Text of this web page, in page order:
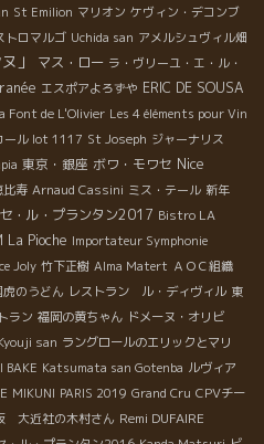
St Emilion マリオン ケヴィン・デコンブ
トロマルゴ Uchida san アメルシュヴィル畑
」 マス・ロー ラ・ヴリーユ・エ・ル・
エスポアよろずや ERIC DE SOUSA
Font de L'Olivier Les 4 éléments pour Vin
ール lot 1117 St Joseph ジャーナリス
東京・銀座 ボワ・モワセ Nice
比寿 Arnaud Cassini ミス・テール 新年
セ・ル・プランタン2017 Bistro LA
La Pioche Importateur Symphonie
Joly 竹下正樹 Alma Matert ＡＯＣ組織
のうどん レストラン ル・ディヴィル 東
ラン 福岡の黄ちゃん ドメーヌ・オリビ
san ラングロールのエリックとマリ
BAKE Katsumata san Gotenba ルヴィア
MIKUNI PARIS 2019 Grand Cru CPVチー
大近社の木村さん Remi DUFAIRE